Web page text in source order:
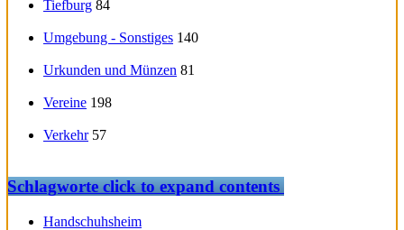
Tiefburg 84
Umgebung - Sonstiges 140
Urkunden und Münzen 81
Vereine 198
Verkehr 57
Schlagworteclick to expand contents
Handschuhsheim